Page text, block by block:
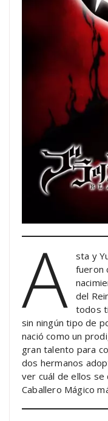
A
sta y
fueron
del
todos
sin ningún tipo de
nació como un
gran talento para
dos hermanos
ver cuál de ellos se
Caballero Mágico